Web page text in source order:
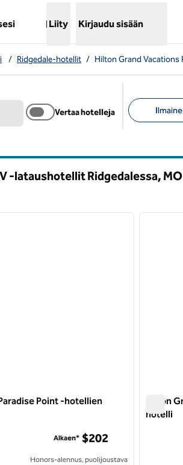
Liity Kirjaudu sisään
/ Ridgedale-hotellit / Hilton Grand Vacations
Vertaa hotelleja
-lataushotellit Ridgedalessa, MO
seuraava kuva
Point -hotellien
Alkaen* $202
Honors-alennus, puolijoustava
1/12
Hilton
hotelli